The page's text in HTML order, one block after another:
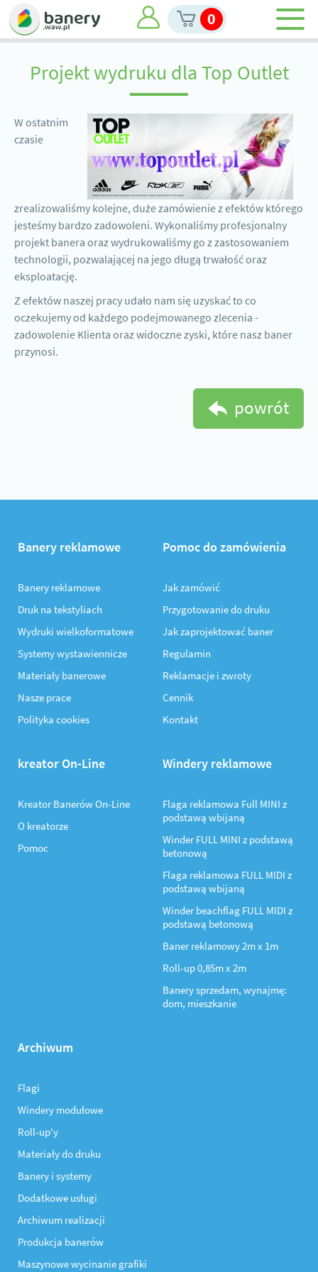
0
Projekt wydruku dla Top Outlet
W ostatnim
czasie
zrealizowaliśmy kolejne, duże zamówienie z efektów którego
jesteśmy bardzo zadowoleni. Wykonaliśmy profesjonalny
projekt banera oraz wydrukowaliśmy go z zastosowaniem
technologii, pozwalającej na jego długą trwałość oraz
eksploatację.
Z efektów naszej pracy udało nam się uzyskać to co
oczekujemy od każdego podejmowanego zlecenia -
zadowolenie Klienta oraz widoczne zyski, które nasz baner
przynosi.
powrót
Banery reklamowe
Banery reklamowe
Druk na tekstyliach
Wydruki wielkoformatowe
Systemy wystawiennicze
Materiały banerowe
Nasze prace
Polityka cookies
Pomoc do zamówienia
Jak zamówić
Przygotowanie do druku
Jak zaprojektować baner
Regulamin
Reklamacje i zwroty
Cennik
Kontakt
kreator On-Line
Kreator Banerów On-Line
O kreatorze
Pomoc
Windery reklamowe
Flaga reklamowa Full MINI z
podstawą wbijaną
Winder FULL MINI z podstawą
betonową
Flaga reklamowa FULL MIDI z
podstawą wbijaną
Winder beachflag FULL MIDI z
podstawą betonową
Baner reklamowy 2m x 1m
Roll-up 0,85m x 2m
Banery sprzedam, wynajmę:
dom, mieszkanie
Archiwum
Flagi
Windery modułowe
Roll-up'y
Materiały do druku
Banery i systemy
Dodatkowe usługi
Archiwum realizacji
Produkcja banerów
Maszynowe wycinanie grafiki